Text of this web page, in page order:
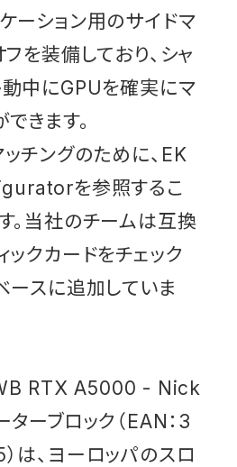
ーション用のサイドマ
を装備しており、シャ
中にGPUを確実にマ
きます。
チングのために、EK
を参照するこ
。当社のチームは互換
ックカードをチェック
ースに追加していま
RTX A5000 - Nick
ーブロック（EAN：3
は、ヨーロッパのスロ